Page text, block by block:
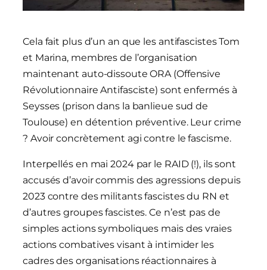
Cela fait plus d’un an que les antifascistes Tom
et Marina, membres de l’organisation
maintenant auto-dissoute ORA (Offensive
Révolutionnaire Antifasciste) sont enfermés à
Seysses (prison dans la banlieue sud de
Toulouse) en détention préventive. Leur crime
? Avoir concrètement agi contre le fascisme.
Interpellés en mai 2024 par le RAID (!), ils sont
accusés d’avoir commis des agressions depuis
2023 contre des militants fascistes du RN et
d’autres groupes fascistes. Ce n’est pas de
simples actions symboliques mais des vraies
actions combatives visant à intimider les
cadres des organisations réactionnaires à